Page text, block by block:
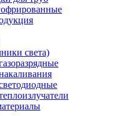
света)